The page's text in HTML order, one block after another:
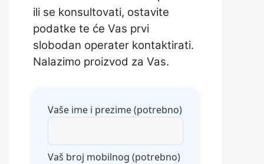
ili se konsultovati, ostavite
podatke te će Vas prvi
slobodan operater kontaktirati.
Nalazimo proizvod za Vas.
Vaše ime i prezime (potrebno)
Vaš broj mobilnog (potrebno)